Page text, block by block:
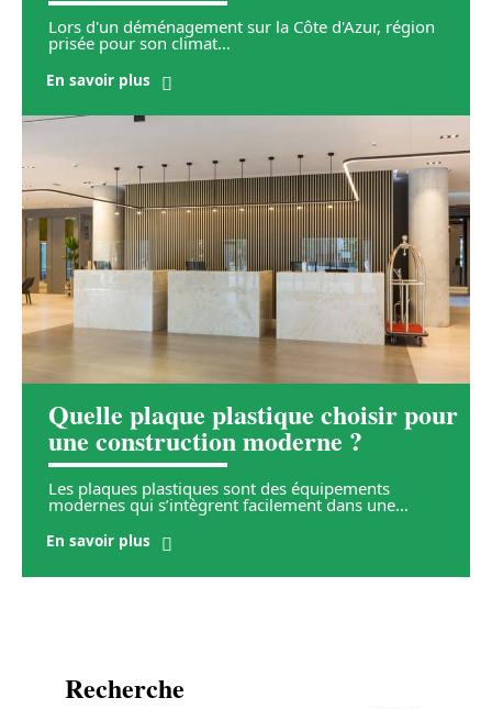
Lors d'un déménagement sur la Côte d'Azur, région
prisée pour son climat…
En savoir plus
Quelle plaque plastique choisir pour
une construction moderne ?
Les plaques plastiques sont des équipements
modernes qui s’intègrent facilement dans une…
En savoir plus
Recherche